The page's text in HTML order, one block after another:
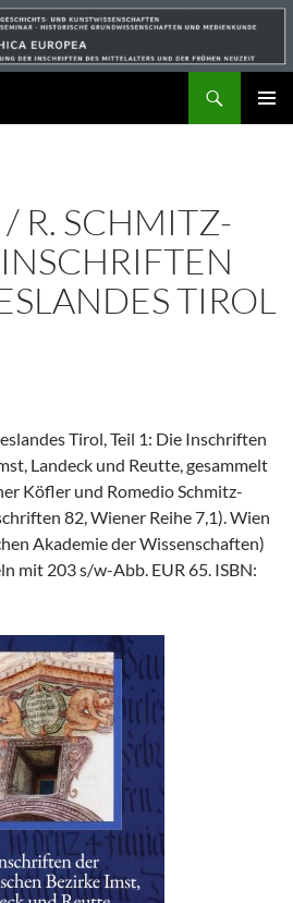
R. SCHMITZ-
TIROL
Tirol, Teil 1: Die Inschriften
Landeck und Reutte, gesammelt
Köfler und Romedio Schmitz-
82, Wiener Reihe 7,1). Wien
Akademie der Wissenschaften)
mit 203 s/w-Abb. EUR 65. ISBN: